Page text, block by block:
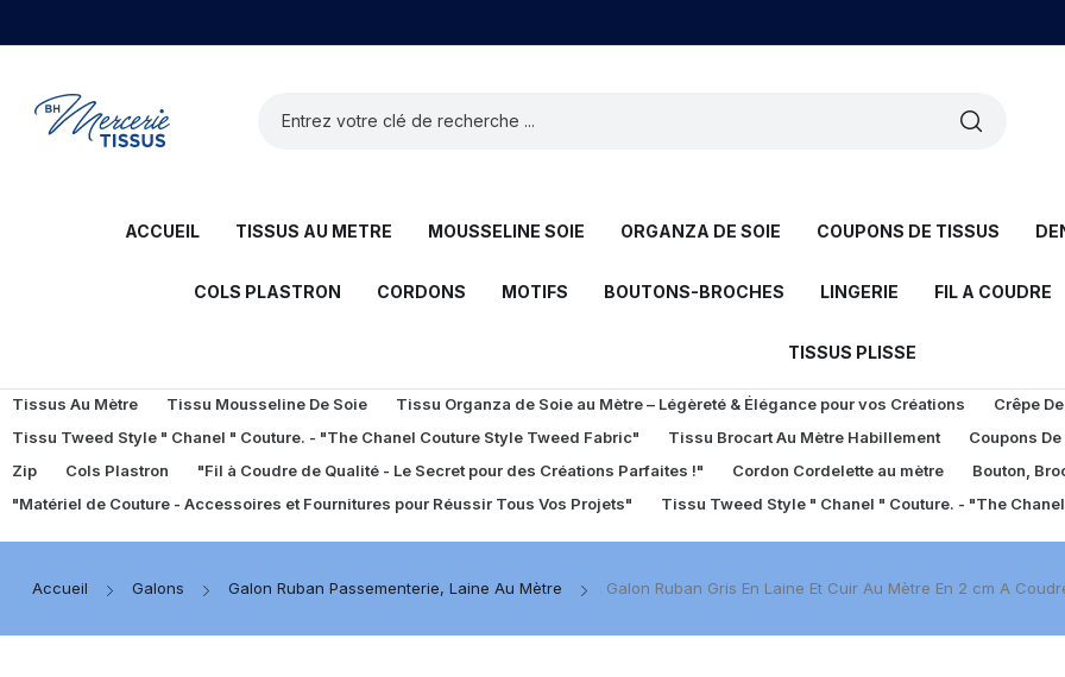
ACCUEIL TISSUS AU METRE MOUSSELINE SOIE ORGANZA DE SOIE COUPONS DE TISSUS
COLS PLASTRON CORDONS MOTIFS BOUTONS-BROCHES LINGERIE FIL A COUDRE
TISSUS PLISSE
Tissus Au Mètre Tissu Mousseline De Soie Tissu Organza de Soie au Mètre – Légèreté & Élégance pour vos Créations Crêpe
Tissu Tweed Style " Chanel " Couture. - "The Chanel Couture Style Tweed Fabric"
Tissu Brocart Au Mètre Habillement Coupons
Zip
Cols Plastron "Fil à Coudre de Qualité - Le Secret pour des Créations Parfaites !" Cordon Cordelette au mètre Bouton,
"Matériel de Couture - Accessoires et Fournitures pour Réussir Tous Vos Projets"
Tissu Tweed Style " Chanel " Couture. - "The
Accueil Galons Galon Ruban Passementerie, Laine Au Mètre Galon Ruban Gris En Laine Et Cuir Au Mètre En 2 cm A